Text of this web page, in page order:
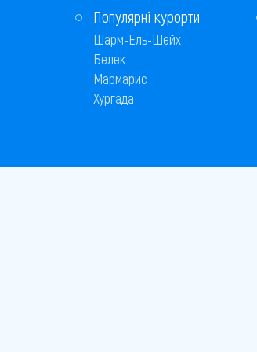
Популярні курорти
Шарм-Ель-Шейх
Белек
Мармарис
Хургада